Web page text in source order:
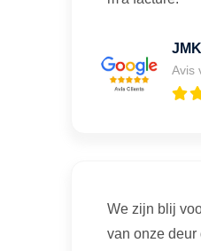
JMK
Avis
We zijn blij
van onze deur